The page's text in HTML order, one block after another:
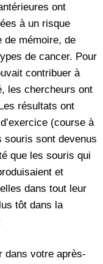
ont
à un risque
de mémoire, de
de cancer. Pour
contribuer à
les chercheurs ont
résultats ont
(course à
souris sont devenus
que les souris qui
et
dans tout leur
tôt dans la
dans votre après-